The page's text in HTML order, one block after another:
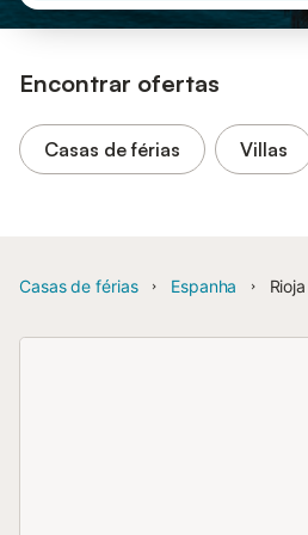
Encontrar ofertas
Casas de férias Villas
Casas de férias Espanha Rioja